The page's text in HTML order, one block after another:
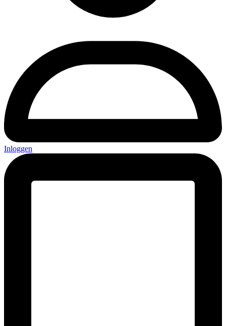
Inloggen